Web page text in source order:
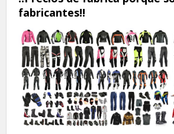
fabricantes!!